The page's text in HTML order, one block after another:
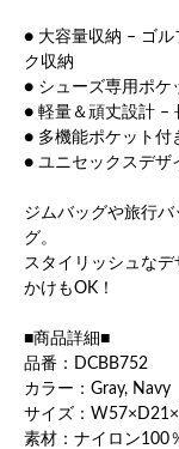
● 大容量収納 – ゴル
ク収納
● シューズ専用ポケ
● 軽量＆頑丈設計 –
● 多機能ポケット付
● ユニセックスデザ
ジムバッグや旅行
グ。
スタイリッシュな
かけもOK！
■商品詳細■
品番：DCBB752
カラー：Gray, Navy
サイズ：
素材：ナイロン100